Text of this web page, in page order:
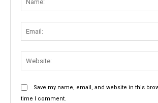
Save my name, email, and website in this
time I comment.